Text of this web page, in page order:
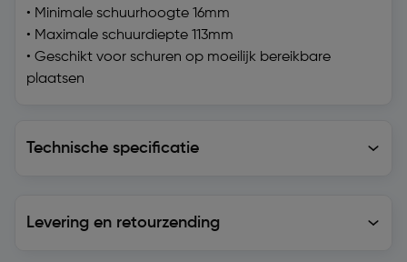
• Minimale schuurhoogte 16mm
• Maximale schuurdiepte 113mm
• Geschikt voor schuren op moeilijk bereikbare
plaatsen
Technische specificatie
Levering en retourzending